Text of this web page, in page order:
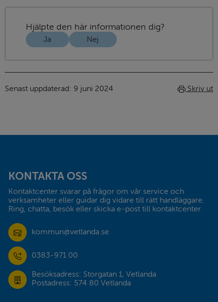
Hjälpte den här informationen dig?
Ja Nej
Senast uppdaterad: 9 juni 2024 Skriv ut
KONTAKTA OSS
Kontaktcenter svarar på frågor om vår service och
verksamheter eller guidar dig vidare till rätt handläggare.
Ring, chatta, besök eller skicka e-post till kontaktcenter.
kommun@vetlanda.se
0383-971 00
Besöksadress: Storgatan 1, Vetlanda
Postadress: 574 80 Vetlanda